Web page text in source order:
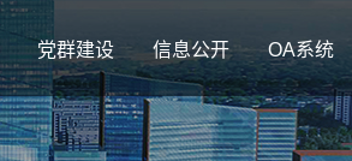
党群建设 信息公开 OA系统